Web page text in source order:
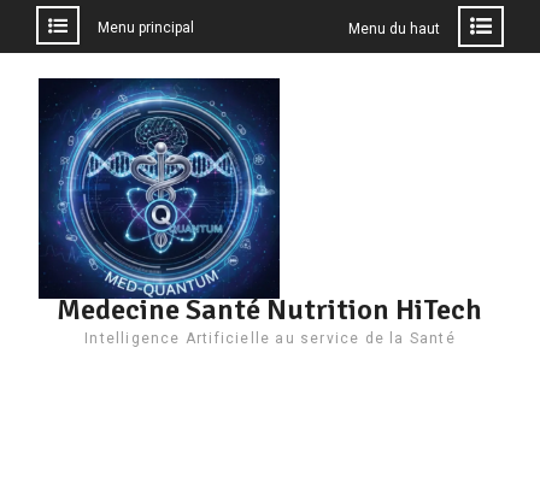
contenu
Menu principal Menu du haut
Medecine Santé Nutrition HiTech
Intelligence Artificielle au service de la Santé